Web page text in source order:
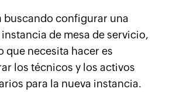
buscando configurar una
instancia de mesa de servicio,
que necesita hacer es
los técnicos y los activos
para la nueva instancia.